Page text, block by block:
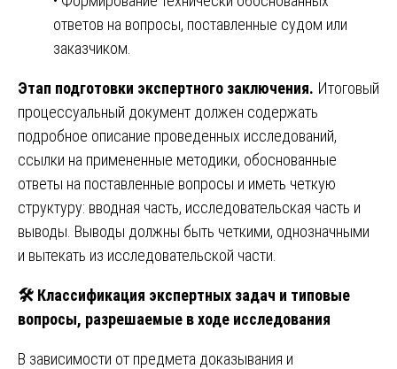
ответов на вопросы, поставленные судом или
заказчиком.
Этап подготовки экспертного заключения. Итоговый
процессуальный документ должен содержать
подробное описание проведенных исследований,
ссылки на примененные методики, обоснованные
ответы на поставленные вопросы и иметь четкую
структуру: вводная часть, исследовательская часть и
выводы. Выводы должны быть четкими, однозначными
и вытекать из исследовательской части.
🛠 ️ Классификация экспертных задач и типовые
вопросы, разрешаемые в ходе исследования
В зависимости от предмета доказывания и